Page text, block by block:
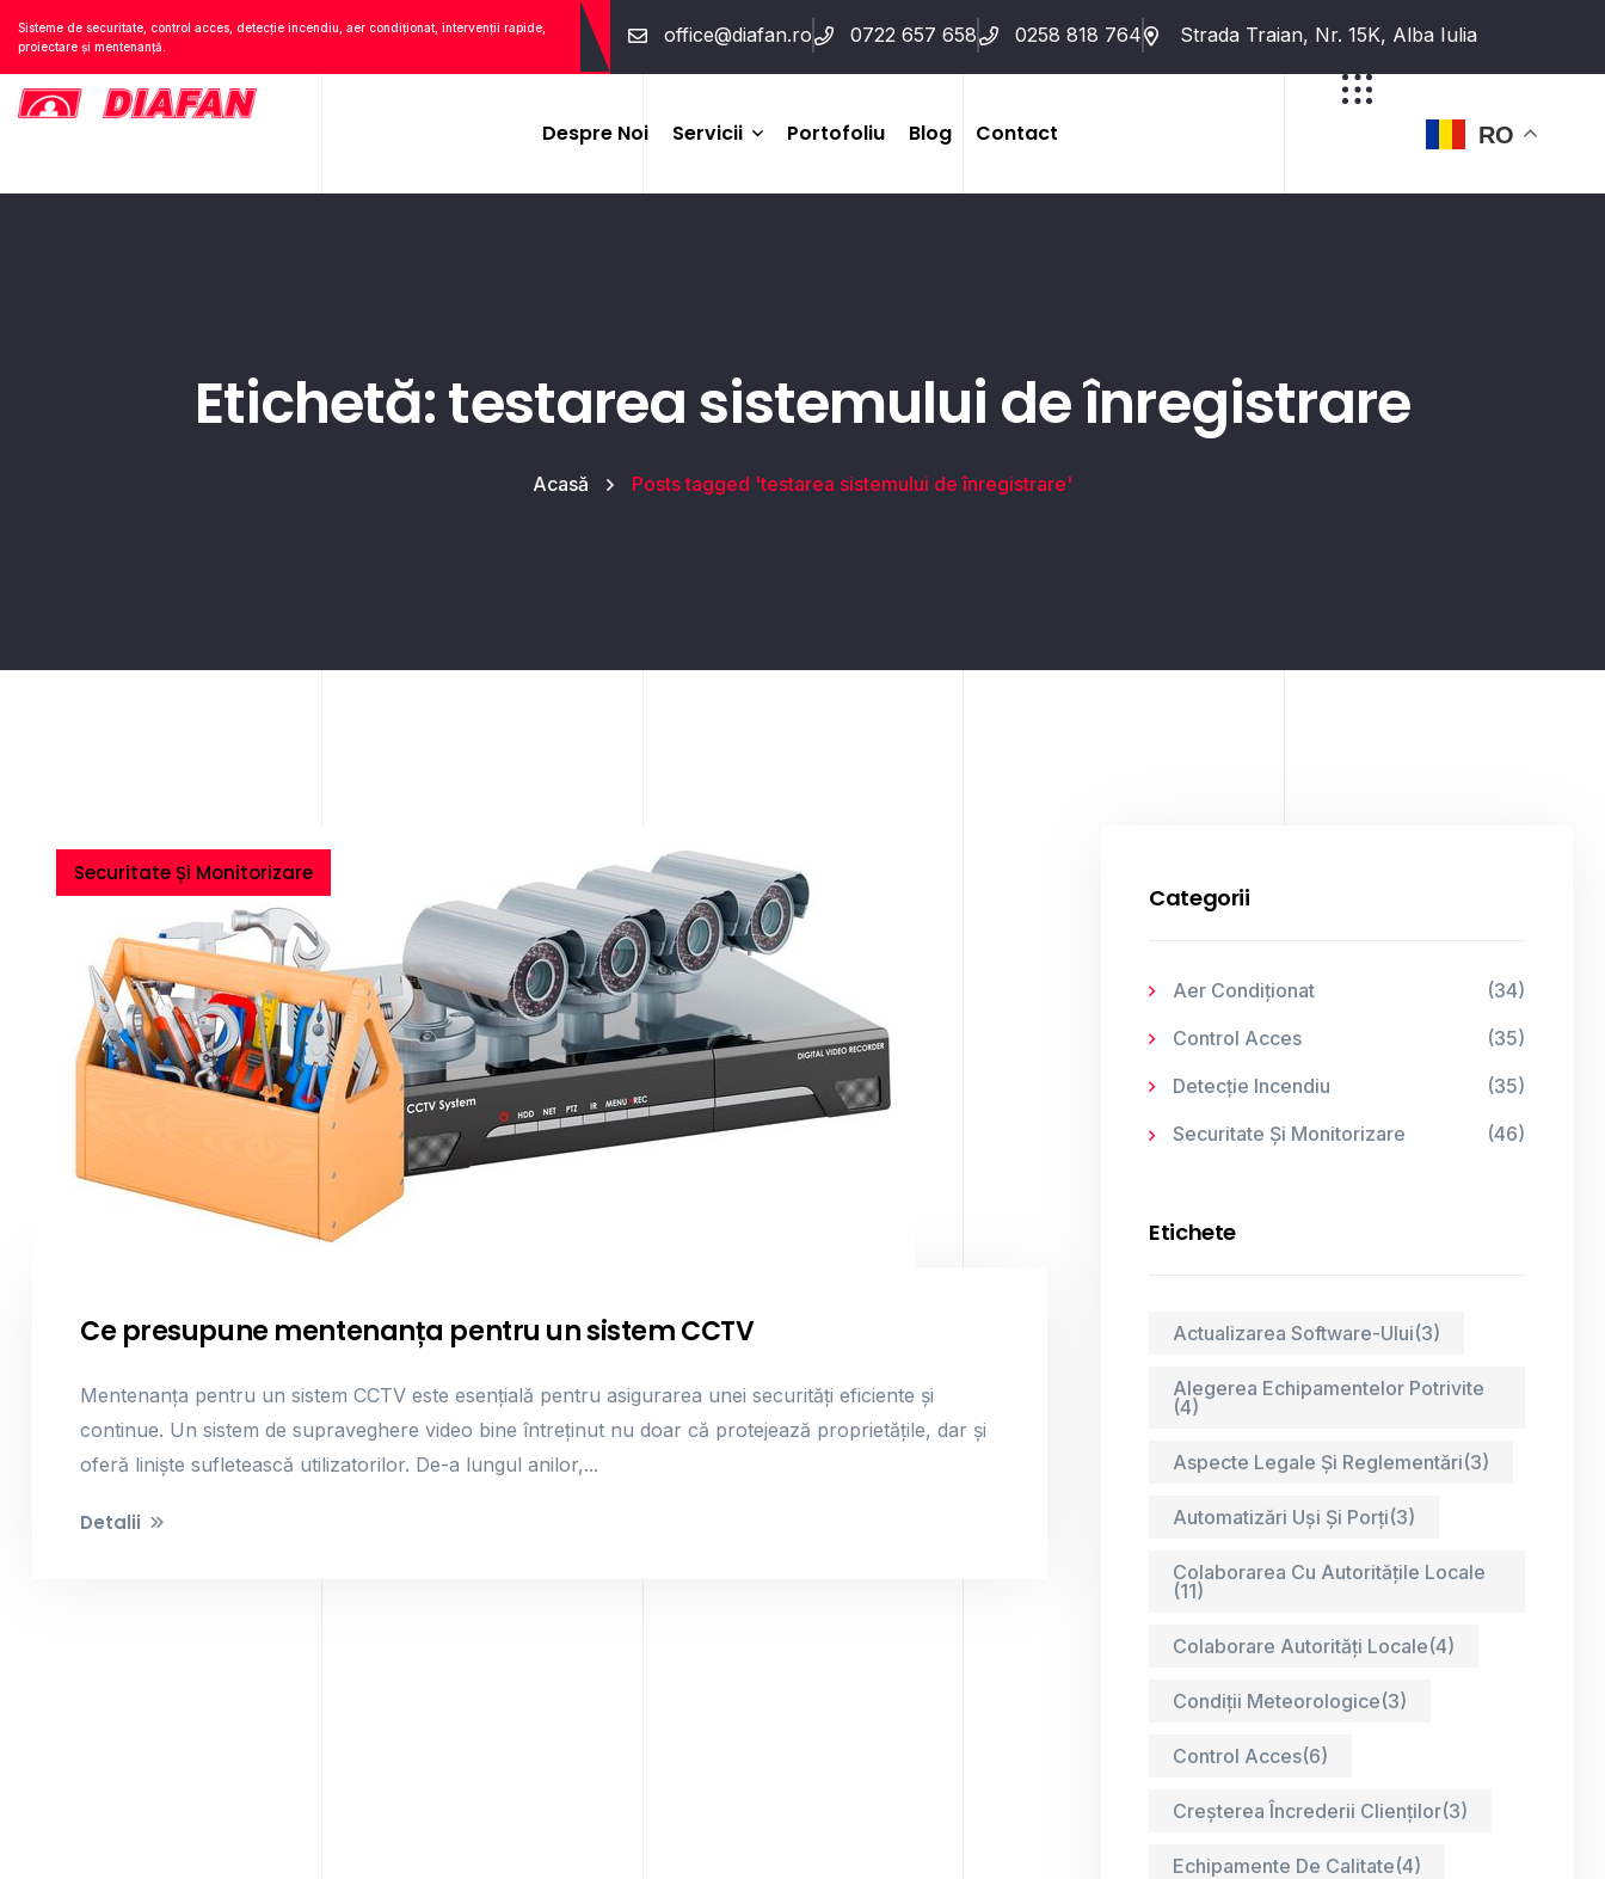
Sisteme de securitate, control acces, detecție incendiu, aer condiționat, intervenții rapide,
proiectare și mentenanță.
office@diafan.ro 0722 657 658 0258 818 764 Strada Traian, Nr. 15K, Alba Iulia
Despre Noi Servicii
(CCTV)
Portofoliu Blog Contact RO
Etichetă: testarea sistemului de înregistrare
Acasă Posts tagged 'testarea sistemului de înregistrare'
Securitate Și Monitorizare
Ce presupune mentenanța pentru un sistem CCTV
Mentenanța pentru un sistem CCTV este esențială pentru asigurarea unei securități eficiente și
continue. Un sistem de supraveghere video bine întreținut nu doar că protejează proprietățile, dar și
oferă liniște sufletească utilizatorilor. De-a lungul anilor,...
Detalii
Categorii
Aer Condiționat (34)
Control Acces (35)
Detecție Incendiu (35)
Securitate Și Monitorizare (46)
Etichete
Actualizarea Software-Ului(3)
Alegerea Echipamentelor Potrivite
(4)
Aspecte Legale Și Reglementări(3)
Automatizări Uși Și Porți(3)
Colaborarea Cu Autoritățile Locale
(11)
Colaborare Autorități Locale(4)
Condiții Meteorologice(3)
Control Acces(6)
Creșterea Încrederii Clienților(3)
Echipamente De Calitate(4)